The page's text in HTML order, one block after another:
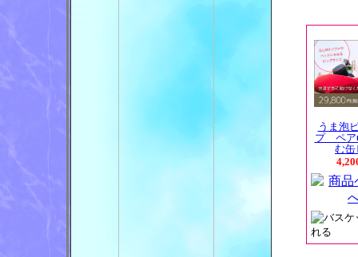
うま泡
プ ペア
む缶